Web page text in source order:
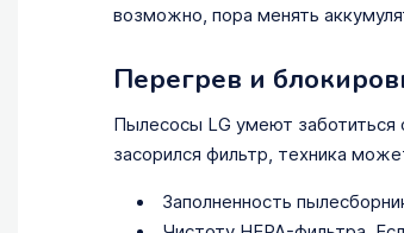
возможно, пора менять
Перегрев и
Пылесосы LG умеют заботиться
засорился фильтр, техника
Заполненность